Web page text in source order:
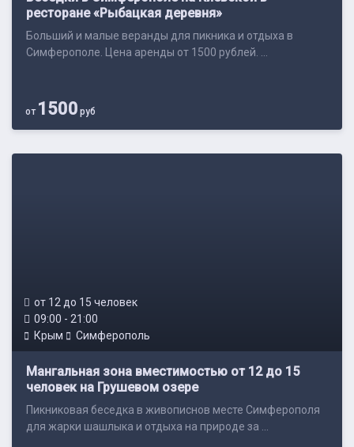
ресторане «Рыбацкая деревня»
Больший и малые веранды для пикника и отдыха в
Симферополе. Цена аренды от 1500 рублей. ...
от 1500 руб
от 12 до 15 человек
09:00 - 21:00
Крым
Симферополь
Мангальная зона вместимостью от 12 до 15
человек на Грушевом озере
Пикниковая беседка в живописнов месте Симферополя
для жарки шашлыка и отдыха на природе за ...